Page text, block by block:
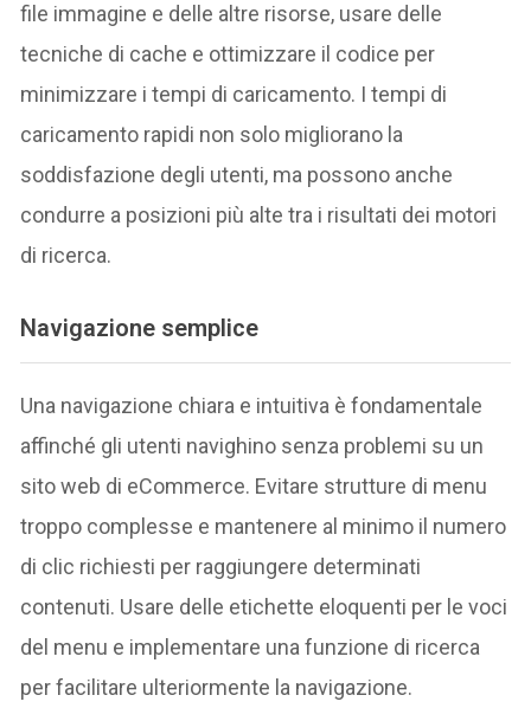
file immagine e delle altre risorse, usare delle
tecniche di cache e ottimizzare il codice per
minimizzare i tempi di caricamento. I tempi di
caricamento rapidi non solo migliorano la
soddisfazione degli utenti, ma possono anche
condurre a posizioni più alte tra i risultati dei motori
di ricerca.
Navigazione semplice
Una navigazione chiara e intuitiva è fondamentale
affinché gli utenti navighino senza problemi su un
sito web di eCommerce. Evitare strutture di menu
troppo complesse e mantenere al minimo il numero
di clic richiesti per raggiungere determinati
contenuti. Usare delle etichette eloquenti per le voci
del menu e implementare una funzione di ricerca
per facilitare ulteriormente la navigazione.